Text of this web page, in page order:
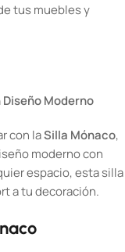
tus muebles y
Moderno
con laSilla Mónaco,
moderno con
espacio, esta silla
a tu decoración.